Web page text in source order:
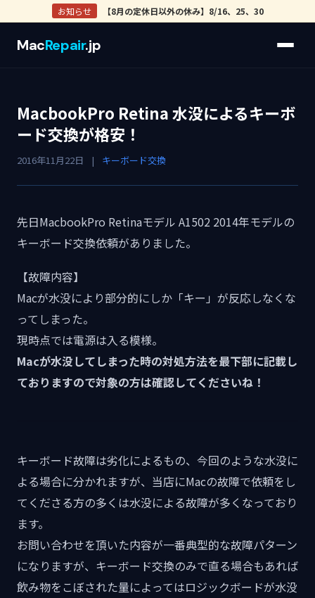
お知らせ 【8月の定休日以外の休み】8/16、25、30
MacRepair.jp
MacbookPro Retina 水没によるキーボ
ード交換が格安！
2016年11月22日 | キーボード交換
先日MacbookPro Retinaモデル A1502 2014年モデルの
キーボード交換依頼がありました。
【故障内容】
Macが水没により部分的にしか「キー」が反応しなくな
ってしまった。
現時点では電源は入る模様。
Macが水没してしまった時の対処方法を最下部に記載し
ておりますので対象の方は確認してくださいね！
キーボード故障は劣化によるもの、今回のような水没に
よる場合に分かれますが、当店にMacの故障で依頼をし
てくださる方の多くは水没による故障が多くなっており
ます。
お問い合わせを頂いた内容が一番典型的な故障パターン
になりますが、キーボード交換のみで直る場合もあれば
飲み物をこぼされた量によってはロジックボードが水没